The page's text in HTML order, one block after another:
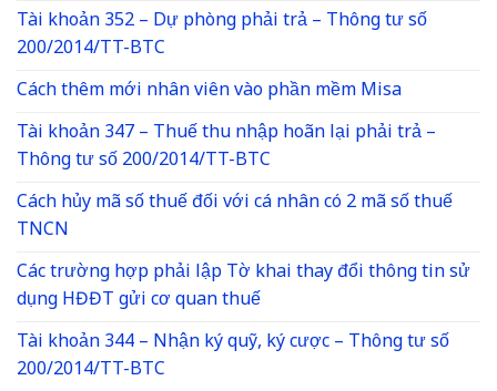
Tài khoản 352 – Dự phòng phải trả – Thông tư số
200/2014/TT-BTC
Cách thêm mới nhân viên vào phần mềm Misa
Tài khoản 347 – Thuế thu nhập hoãn lại phải trả –
Thông tư số 200/2014/TT-BTC
Cách hủy mã số thuế đối với cá nhân có 2 mã số thuế
TNCN
Các trường hợp phải lập Tờ khai thay đổi thông tin sử
dụng HĐĐT gửi cơ quan thuế
Tài khoản 344 – Nhận ký quỹ, ký cược – Thông tư số
200/2014/TT-BTC